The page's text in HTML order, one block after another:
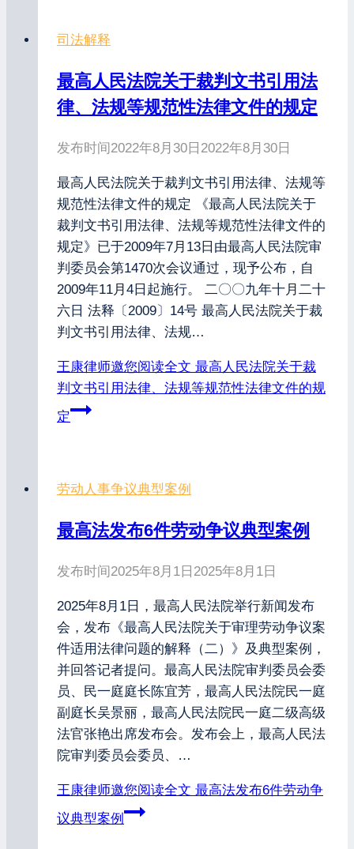
司法解释
最高人民法院关于裁判文书引用法
律、法规等规范性法律文件的规定
发布时间2022年8月30日 2022年8月30日
最高人民法院关于裁判文书引用法律、法规等
规范性法律文件的规定 《最高人民法院关于
裁判文书引用法律、法规等规范性法律文件的
规定》已于2009年7月13日由最高人民法院审
判委员会第1470次会议通过，现予公布，自
2009年11月4日起施行。 二〇〇九年十月二十
六日 法释〔2009〕14号 最高人民法院关于裁
判文书引用法律、法规…
王康律师邀您阅读全文 最高人民法院关于裁
判文书引用法律、法规等规范性法律文件的规
定
劳动人事争议典型案例
最高法发布6件劳动争议典型案例
发布时间2025年8月1日 2025年8月1日
2025年8月1日，最高人民法院举行新闻发布
会，发布《最高人民法院关于审理劳动争议案
件适用法律问题的解释（二）》及典型案例，
并回答记者提问。最高人民法院审判委员会委
员、民一庭庭长陈宜芳，最高人民法院民一庭
副庭长吴景丽，最高人民法院民一庭二级高级
法官张艳出席发布会。发布会上，最高人民法
院审判委员会委员、…
王康律师邀您阅读全文 最高法发布6件劳动争
议典型案例